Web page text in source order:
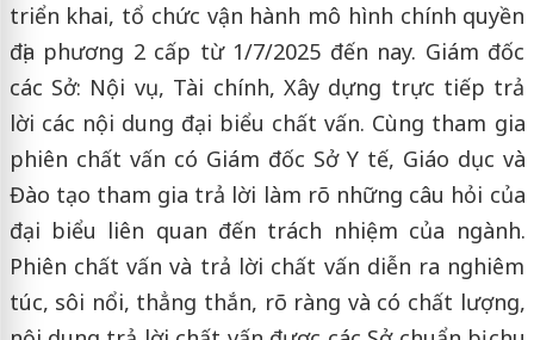
triển khai, tổ chức vận hành mô hình chính quyền
địa phương 2 cấp từ 1/7/2025 đến nay. Giám đốc
các Sở: Nội vụ, Tài chính, Xây dựng trực tiếp trả
lời các nội dung đại biểu chất vấn. Cùng tham gia
phiên chất vấn có Giám đốc Sở Y tế, Giáo dục và
Đào tạo tham gia trả lời làm rõ những câu hỏi của
đại biểu liên quan đến trách nhiệm của ngành.
Phiên chất vấn và trả lời chất vấn diễn ra nghiêm
túc, sôi nổi, thẳng thắn, rõ ràng và có chất lượng,